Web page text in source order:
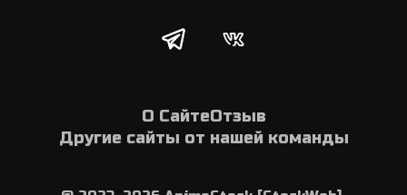
О СайтеОтзыв
Другие сайты от нашей команды